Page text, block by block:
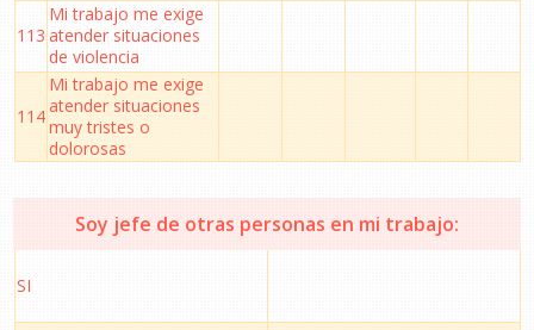
113
Mi trabajo me exige
atender situaciones
de violencia
114
Mi trabajo me exige
atender situaciones
muy tristes o
dolorosas
Soy jefe de otras personas en mi trabajo:
SI